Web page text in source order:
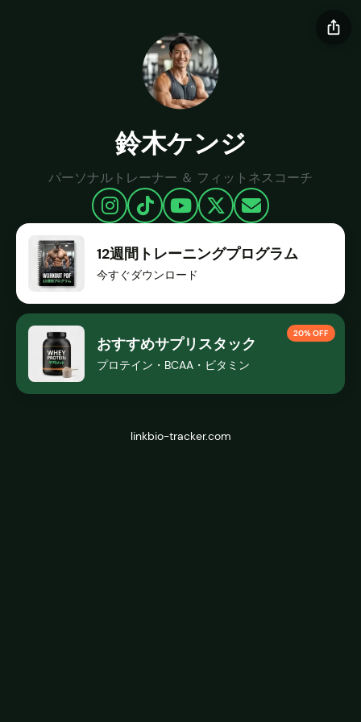
ios_share
鈴木ケンジ
パーソナルトレーナー ＆ フィットネスコーチ
12週間トレーニングプログラム
今すぐダウンロード
おすすめサプリスタック
プロテイン・BCAA・ビタミン
20% OFF
linkbio-tracker.com